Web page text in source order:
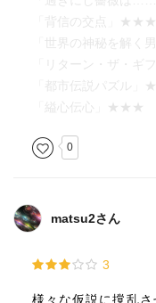
男が駆けつけると死ん
ホットカーペットの
母親の過干渉がいや
「背信の交点」★★★
「世界の神秘を解
「リターン・ザ・
「都市伝説パズル
「縊心伝心」★★★
0
matsu2さん
3
様々な仮説に撹乱さ